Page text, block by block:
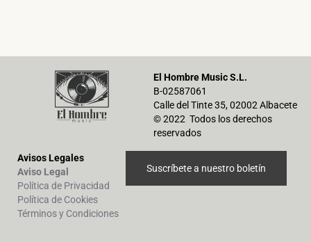
El Hombre Music S.L.
B-02587061
Calle del Tinte 35, 02002 Albacete
© 2022 Todos los derechos
reservados
Avisos Legales
Aviso Legal
Política de Privacidad
Política de Cookies
Términos y Condiciones
Suscríbete a nuestro boletín